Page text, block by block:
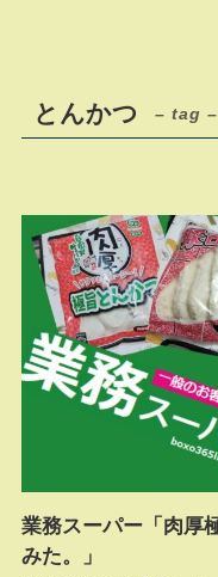
とんかつ – tag –
業務スーパー「肉厚
みた。」